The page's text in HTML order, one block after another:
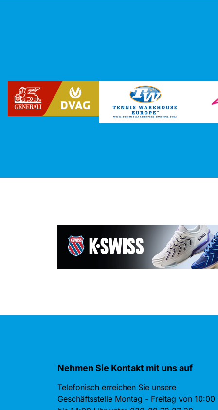
Nehmen Sie Kontakt mit uns auf
Telefonisch erreichen Sie unsere
Geschäftsstelle Montag - Freitag von 10:00